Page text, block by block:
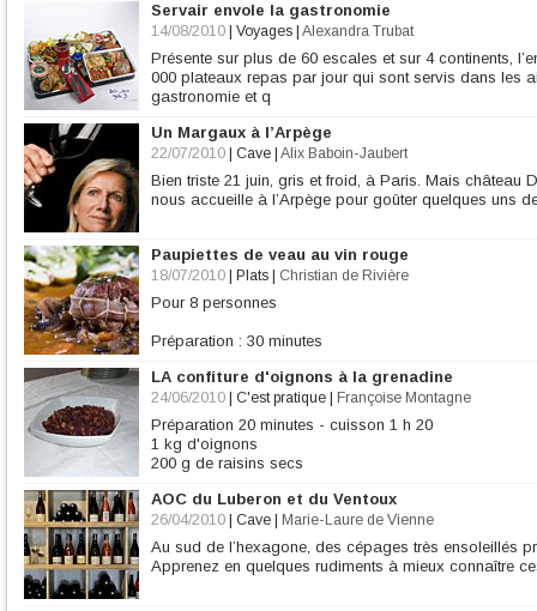
Servair envole la gastronomie
14/08/2010 Voyages Alexandra Trubat
Présente sur plus de 60 escales et sur 4 continents,
000 plateaux repas par jour qui sont servis dans les
gastronomie et q
Un Margaux à l’Arpège
22/07/2010 Cave Alix Baboin-Jaubert
Bien triste 21 juin, gris et froid, à Paris. Mais château
nous accueille à l’Arpège pour goûter quelques uns
Paupiettes de veau au vin rouge
18/07/2010 Plats Christian de Rivière
Pour 8 personnes
Préparation : 30 minutes
Ingrédients
8 escalopes de veau très fines (de 100 g) et bien régulières
300 g de chair à saucisse
4 grandes tranches de poit
LA confiture d'oignons à la grenadine
24/06/2010 C'est pratique Françoise Montagne
Préparation 20 minutes - cuisson 1 h 20
1 kg d'oignons
200 g de raisins secs
10cl de vinaigre de vin
100g de beurre
20 cl de vin rouge
1 cuillère à soupe de sirop de
AOC du Luberon et du Ventoux
26/04/2010 Cave Marie-Laure de Vienne
Au sud de l’hexagone, des cépages très ensoleillés
Apprenez en quelques rudiments à mieux connaître